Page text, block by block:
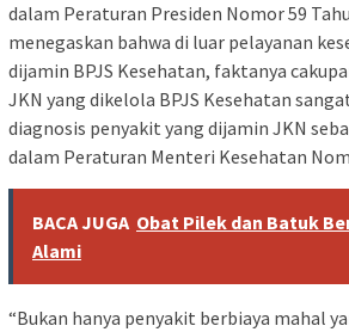
dalam Peraturan Presiden Nomor 59
menegaskan bahwa di luar pelayanan
dijamin BPJS Kesehatan, faktanya
JKN yang dikelola BPJS Kesehatan
diagnosis penyakit yang dijamin JKN
dalam Peraturan Menteri Kesehatan
BACA JUGA Obat Pilek dan Batuk
Alami
“Bukan hanya penyakit berbiaya mahal